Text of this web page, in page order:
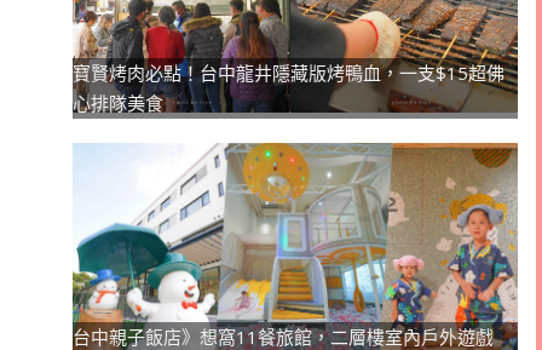
寶賢烤肉必點！台中龍井隱藏版烤鴨血，一支$15超佛
心排隊美食
台中親子飯店》想窩11餐旅館，二層樓室內戶外遊戲